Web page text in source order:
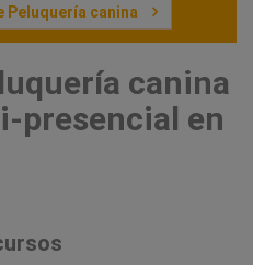
Peluquería canina
canina
presencial en